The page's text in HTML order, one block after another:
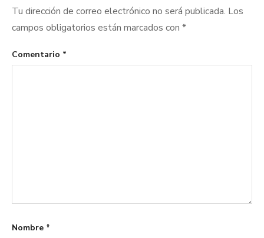
Tu dirección de correo electrónico no será publicada. Los
campos obligatorios están marcados con *
Comentario *
Nombre *